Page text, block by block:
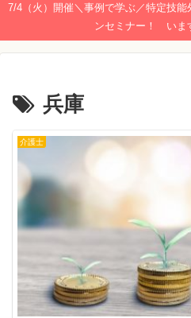
7/4（火）開催＼事例で学ぶ／特定技
ンセミナー！ いま
兵庫
介護士